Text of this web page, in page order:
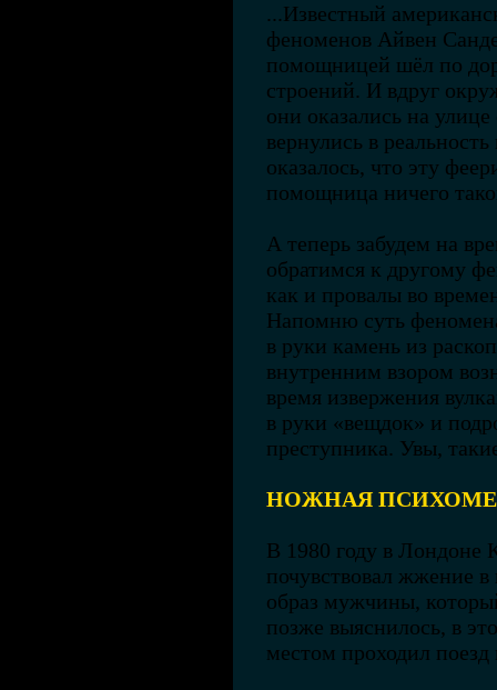
...Известный
феноменов Айвен
помощницей шёл по
строений. И вдруг
они оказались на
вернулись в
оказалось, что эту
помощница ничего
А теперь забудем на
обратимся к другому
как и провалы во
Напомню суть
в руки камень из
внутренним взором
время извержения
в руки «вещдок» и
преступника. Увы,
НОЖНАЯ
В 1980 году в Лондоне
почувствовал жжение
образ мужчины,
позже выяснилось, в
местом проходил